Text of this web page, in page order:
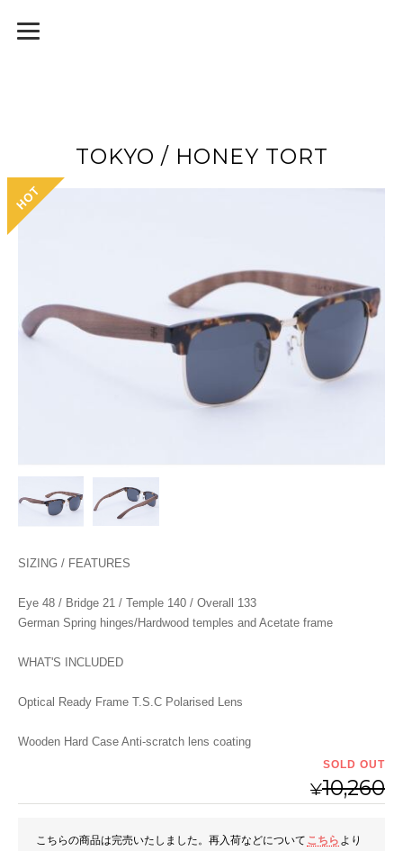
TOKYO / HONEY TORT
SIZING / FEATURES
Eye 48 / Bridge 21 / Temple 140 / Overall 133
German Spring hinges/Hardwood temples and Acetate frame
WHAT'S INCLUDED
Optical Ready Frame T.S.C Polarised Lens
Wooden Hard Case Anti-scratch lens coating
SOLD OUT
¥10,260
こちらの商品は完売いたしました。再入荷などについて こちら より